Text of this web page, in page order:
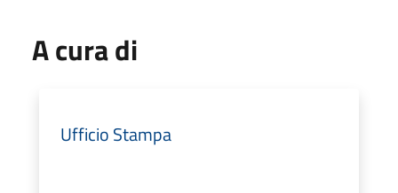
A cura di
Ufficio Stampa